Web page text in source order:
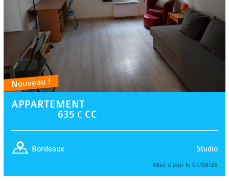
Nouveau !
APPARTEMENT
635 € CC
Studio
Bordeaux
Mise à jour le 07/08/26